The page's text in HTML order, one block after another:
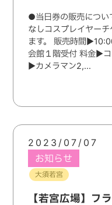
●当日券の販売につい
なしコスプレイヤー
ます。 販売時間
会館１階受付 料金▶︎
▶︎カメラマン2,...
2023/07/07
お知らせ
大須若宮